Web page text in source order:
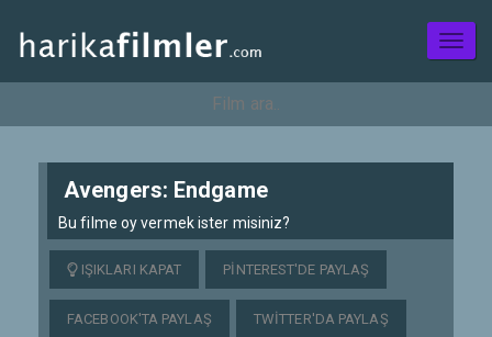
Avengers: Endgame
Bu filme oy vermek ister misiniz?
IŞIKLARI KAPAT PINTEREST'DE PAYLAŞ
FACEBOOK'TA PAYLAŞ TWITTER'DA PAYLAŞ